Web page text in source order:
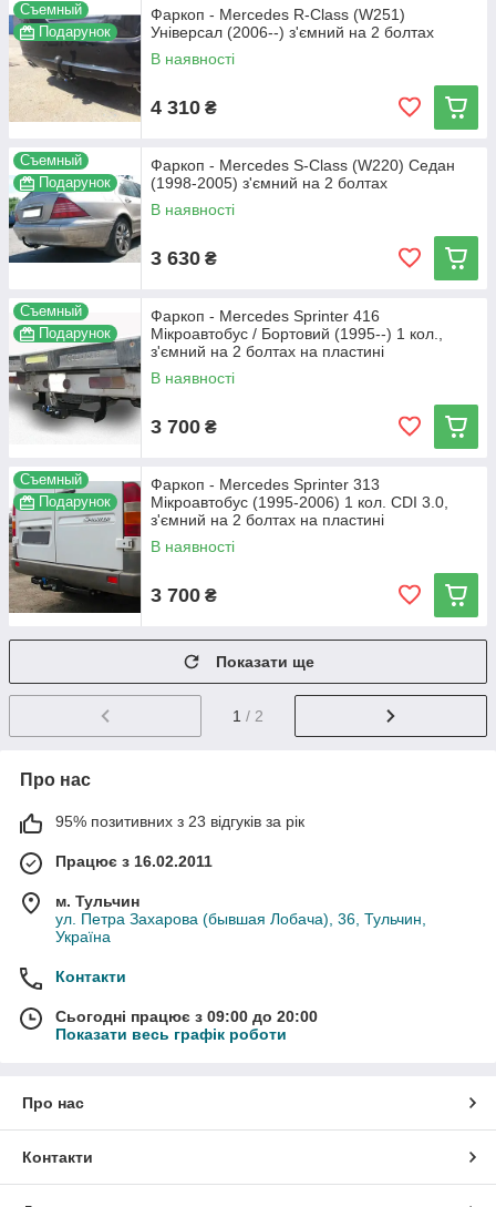
Съемный
Подарунок
Фаркоп - Mercedes R-Class (W251)
Універсал (2006--) з'ємний на 2 болтах
В наявності
4 310 ₴
Съемный
Подарунок
Фаркоп - Mercedes S-Class (W220) Седан
(1998-2005) з'ємний на 2 болтах
В наявності
3 630 ₴
Съемный
Подарунок
Фаркоп - Mercedes Sprinter 416
Мікроавтобус / Бортовий (1995--) 1 кол.,
з'ємний на 2 болтах на пластині
В наявності
3 700 ₴
Съемный
Подарунок
Фаркоп - Mercedes Sprinter 313
Мікроавтобус (1995-2006) 1 кол. CDI 3.0,
з'ємний на 2 болтах на пластині
В наявності
3 700 ₴
Показати ще
1 / 2
Про нас
95% позитивних з 23 відгуків за рік
Працює з 16.02.2011
м. Тульчин
ул. Петра Захарова (бывшая Лобача), 36, Тульчин,
Україна
Контакти
Сьогодні працює з 09:00 до 20:00
Показати весь графік роботи
Про нас
Контакти